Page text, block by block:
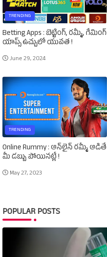
TRENDING
Betting Apps : బెట్టింగ్‌, రమ్మీ, గేమింగ్‌
యాప్స్‌ ఉచ్చులో యువత !
June 29, 2024
TRENDING
Online Rummy : ఆన్‌లైన్‌ రమ్మీ ఆడితే
మీ డబ్బు పోయినట్లే !
May 27, 2023
POPULAR POSTS